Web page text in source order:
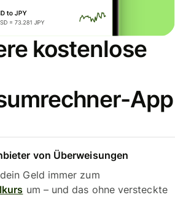
kostenlose
App
von Überweisungen
Geld immer zum
um – und das ohne versteckte